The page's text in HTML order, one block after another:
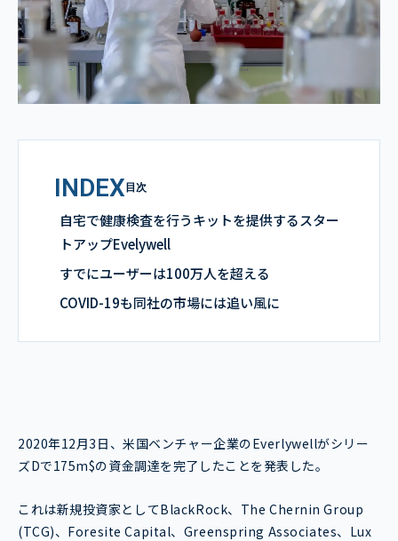
INDEX 目次
自宅で健康検査を行うキットを提供するスター
トアップEvelywell
すでにユーザーは100万人を超える
COVID-19も同社の市場には追い風に
2020年12月3日、米国ベンチャー企業のEverlywellがシリー
ズDで175m$の資金調達を完了したことを発表した。
これは新規投資家としてBlackRock、The Chernin Group
(TCG)、Foresite Capital、Greenspring Associates、Lux